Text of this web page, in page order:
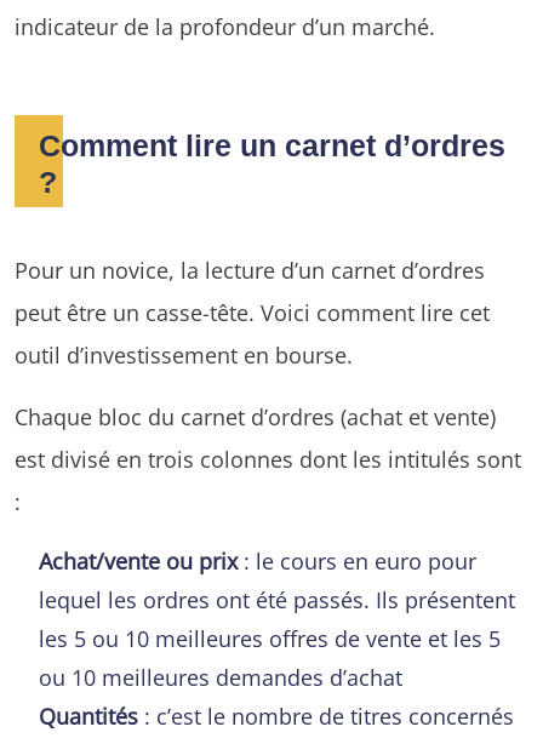
indicateur de la profondeur d’un marché.
Comment lire un carnet d’ordres
?
Pour un novice, la lecture d’un carnet d’ordres
peut être un casse-tête. Voici comment lire cet
outil d’investissement en bourse.
Chaque bloc du carnet d’ordres (achat et vente)
est divisé en trois colonnes dont les intitulés sont
:
Achat/vente ou prix: le cours en euro pour
lequel les ordres ont été passés. Ils présentent
les 5 ou 10 meilleures offres de vente et les 5
ou 10 meilleures demandes d’achat
Quantités : c’est le nombre de titres concernés